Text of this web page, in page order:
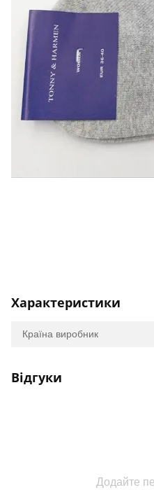
Характеристики
Країна виробник
Відгуки
Додайте